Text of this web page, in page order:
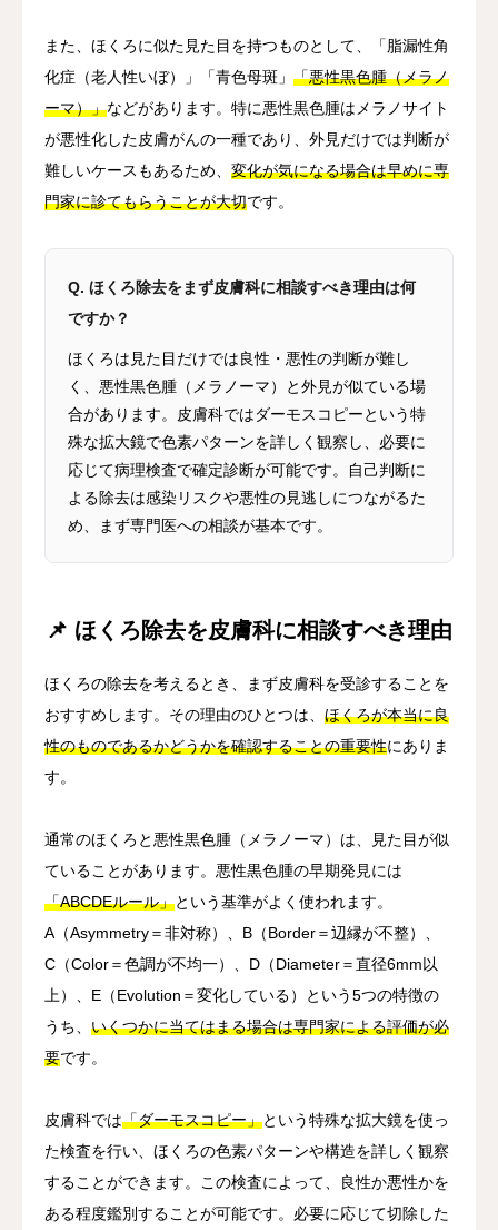
また、ほくろに似た見た目を持つものとして、「脂漏性角
化症（老人性いぼ）」「青色母斑」 「悪性黒色腫（メラノ
ーマ）」などがあります。特に悪性黒色腫はメラノサイト
が悪性化した皮膚がんの一種であり、外見だけでは判断が
難しいケースもあるため、 変化が気になる場合は早めに専
門家に診てもらうことが大切です。
Q. ほくろ除去をまず皮膚科に相談すべき理由は何
ですか？
ほくろは見た目だけでは良性・悪性の判断が難し
く、悪性黒色腫（メラノーマ）と外見が似ている場
合があります。皮膚科ではダーモスコピーという特
殊な拡大鏡で色素パターンを詳しく観察し、必要に
応じて病理検査で確定診断が可能です。自己判断に
よる除去は感染リスクや悪性の見逃しにつながるた
め、まず専門医への相談が基本です。
📌 ほくろ除去を皮膚科に相談すべき理由
ほくろの除去を考えるとき、まず皮膚科を受診することを
おすすめします。その理由のひとつは、 ほくろが本当に良
性のものであるかどうかを確認することの重要性にありま
す。
通常のほくろと悪性黒色腫（メラノーマ）は、見た目が似
ていることがあります。悪性黒色腫の早期発見には
「ABCDEルール」という基準がよく使われます。
A（Asymmetry＝非対称）、B（Border＝辺縁が不整）、
C（Color＝色調が不均一）、D（Diameter＝直径6mm以
上）、E（Evolution＝変化している）という5つの特徴の
うち、 いくつかに当てはまる場合は専門家による評価が必
要です。
皮膚科では「ダーモスコピー」という特殊な拡大鏡を使っ
た検査を行い、ほくろの色素パターンや構造を詳しく観察
することができます。この検査によって、良性か悪性かを
ある程度鑑別することが可能です。必要に応じて切除した